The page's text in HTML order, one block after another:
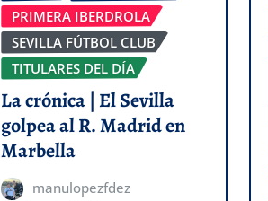
PRIMERA IBERDROLA
SEVILLA FÚTBOL CLUB
TITULARES DEL DÍA
La crónica | El Sevilla
golpea al R. Madrid en
Marbella
manulopezfdez